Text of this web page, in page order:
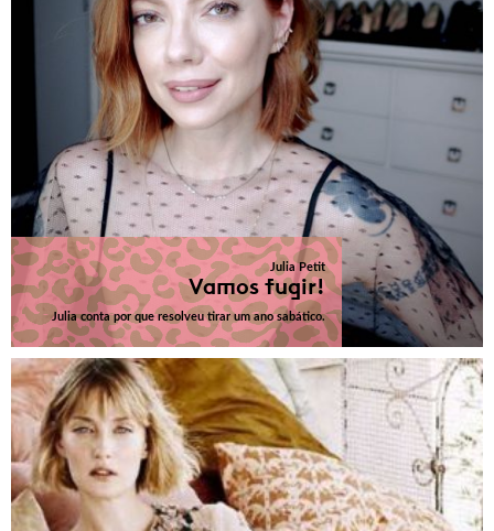
Julia Petit
Vamos fugir!
Julia conta por que resolveu tirar um ano sabático.